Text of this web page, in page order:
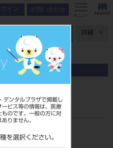
デンタルプラザで掲載し
ービス等の情報は、医療
ものです。一般の方に対
りません。
を選択ください。
グイン お問い合わせ
メニュー
詳細
ーター 標準 前歯用
準 前歯用
207020885